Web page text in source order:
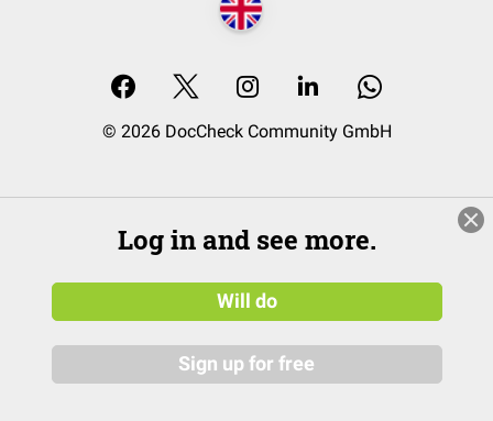
© 2026 DocCheck Community GmbH
Log in and see more.
Will do
Sign up for free